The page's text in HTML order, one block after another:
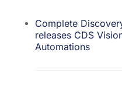
Complete
releases CDS
Automations